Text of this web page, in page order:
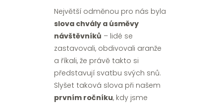
Největší odměnou pro nás byla
slova chvály a úsměvy
návštěvníků – lidé se
zastavovali, obdivovali aranže
a říkali, že právě takto si
představují svatbu svých snů.
Slyšet taková slova při našem
prvním ročníku, kdy jsme